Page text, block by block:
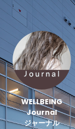
WELLBEING
Journal
ジャーナル